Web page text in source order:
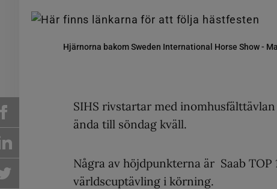
Hjärnorna bakom Sweden International Horse Show -
SIHS rivstartar med
ända till söndag kväll.
Några av höjdpunkterna är Saab
världscuptävling i körning.